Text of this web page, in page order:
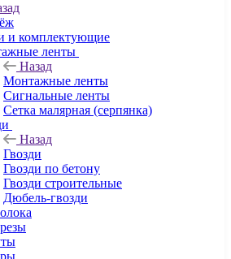
и комплектующие
ленты
Назад
Монтажные ленты
Сигнальные ленты
Сетка малярная (серпянка)
Назад
Гвозди
Гвозди по бетону
Гвозди строительные
Дюбель-гвозди